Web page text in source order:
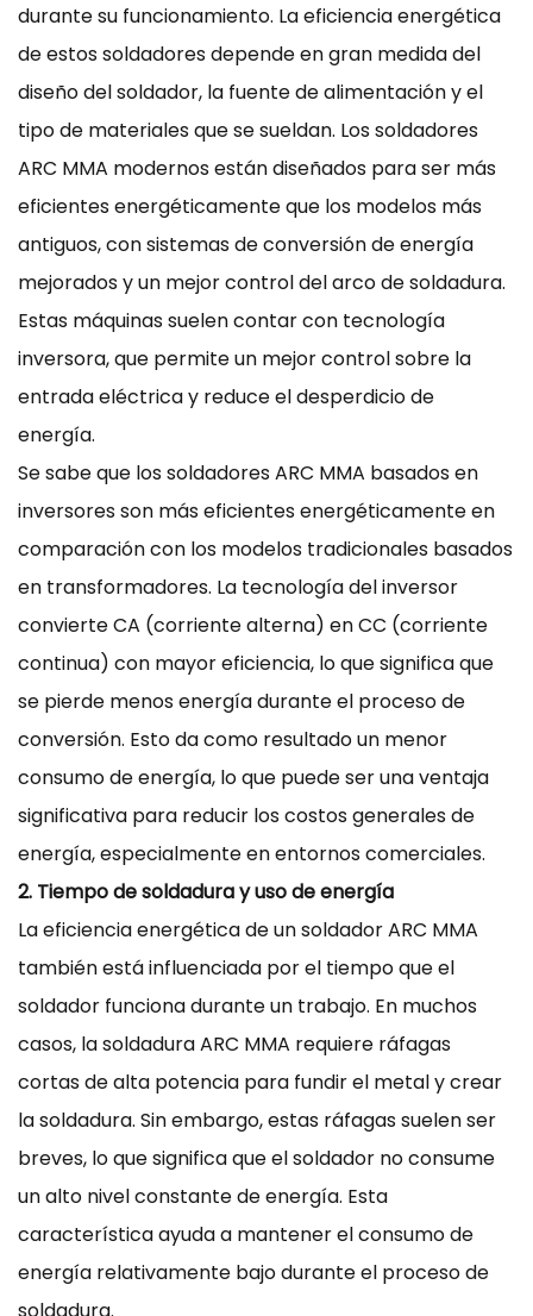
durante su funcionamiento. La eficiencia energética
de estos soldadores depende en gran medida del
diseño del soldador, la fuente de alimentación y el
tipo de materiales que se sueldan. Los soldadores
ARC MMA modernos están diseñados para ser más
eficientes energéticamente que los modelos más
antiguos, con sistemas de conversión de energía
mejorados y un mejor control del arco de soldadura.
Estas máquinas suelen contar con tecnología
inversora, que permite un mejor control sobre la
entrada eléctrica y reduce el desperdicio de
energía.
Se sabe que los soldadores ARC MMA basados en
inversores son más eficientes energéticamente en
comparación con los modelos tradicionales basados
en transformadores. La tecnología del inversor
convierte CA (corriente alterna) en CC (corriente
continua) con mayor eficiencia, lo que significa que
se pierde menos energía durante el proceso de
conversión. Esto da como resultado un menor
consumo de energía, lo que puede ser una ventaja
significativa para reducir los costos generales de
energía, especialmente en entornos comerciales.
2. Tiempo de soldadura y uso de energía
La eficiencia energética de un soldador ARC MMA
también está influenciada por el tiempo que el
soldador funciona durante un trabajo. En muchos
casos, la soldadura ARC MMA requiere ráfagas
cortas de alta potencia para fundir el metal y crear
la soldadura. Sin embargo, estas ráfagas suelen ser
breves, lo que significa que el soldador no consume
un alto nivel constante de energía. Esta
característica ayuda a mantener el consumo de
energía relativamente bajo durante el proceso de
soldadura.